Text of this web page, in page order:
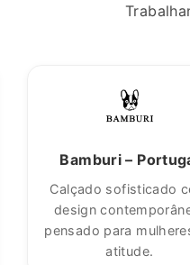
Bamburi –
Calçado sofisticado
design
pensado para
atitude.